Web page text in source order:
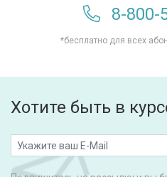
8-800-
*бесплатно для всех
Хотите быть в